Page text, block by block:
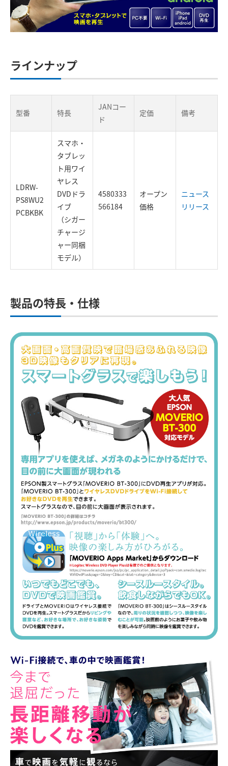
ラインナップ
型番 特長
JANコー
ド
定価 備考
LDRW-
PS8WU2
PCBKBK
スマホ・
タブレッ
ト用ワイ
ヤレス
DVDドラ
イブ
（シガー
チャージ
ャー同梱
モデル）
4580333
566184
オープン
価格
ニュース
リリース
製品の特長・仕様